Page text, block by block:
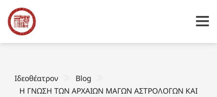
Ιδεοθέατρον
Blog
Η ΓΝΩΣΗ ΤΩΝ ΑΡΧΑΙΩΝ ΜΑΓΩΝ ΑΣΤΡΟΛΟΓΩΝ ΚΑΙ